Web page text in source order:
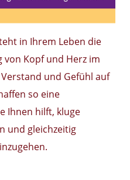
in Ihrem Leben die
Kopf und Herz im
und Gefühl auf
so eine
Ihnen hilft, kluge
und gleichzeitig